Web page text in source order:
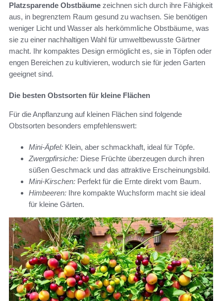
Platzsparende Obstbäume zeichnen sich durch ihre Fähigkeit
aus, in begrenztem Raum gesund zu wachsen. Sie benötigen
weniger Licht und Wasser als herkömmliche Obstbäume, was
sie zu einer nachhaltigen Wahl für umweltbewusste Gärtner
macht. Ihr kompaktes Design ermöglicht es, sie in Töpfen oder
engen Bereichen zu kultivieren, wodurch sie für jeden Garten
geeignet sind.
Die besten Obstsorten für kleine Flächen
Für die Anpflanzung auf kleinen Flächen sind folgende
Obstsorten besonders empfehlenswert:
Mini-Äpfel: Klein, aber schmackhaft, ideal für Töpfe.
Zwergpfirsiche: Diese Früchte überzeugen durch ihren
süßen Geschmack und das attraktive Erscheinungsbild.
Mini-Kirschen: Perfekt für die Ernte direkt vom Baum.
Himbeeren: Ihre kompakte Wuchsform macht sie ideal
für kleine Gärten.